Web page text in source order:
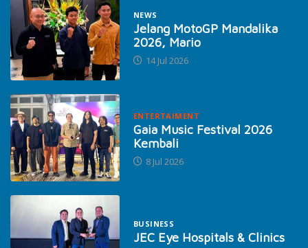
NEWS
Jelang MotoGP Mandalika
2026, Mario
14 Jul 2026
ENTERTAIMENT
Gaia Music Festival 2026
Kembali
8 Jul 2026
BUSINESS
JEC Eye Hospitals & Clinics